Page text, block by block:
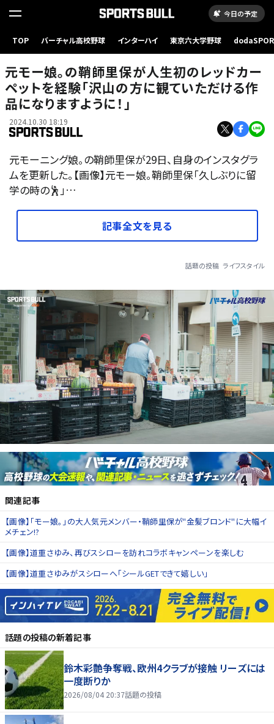
今日の予定
TOP バーチャル高校野球 インターハイ 東京六大学野球
元モー娘。の鞘師里保が人生初のレッドカー
ペットを経験「沢山の方に観ていただける作
品になりますように！」
2024.10.30 18:19
元モーニング娘。の鞘師里保が29日、自身のインスタグラ
ムを更新した。【画像】元モー娘。鞘師里保「久しぶりに留
学の時の🕺」…
記事全文を見る
話題の投稿 ライフスタイル
関連記事
【画像】「モー娘。」の大人気元メンバー・鞘師里保が"金髪ブロンド"に大幅イ
メチェン!?
【画像】道重さゆみ、再びスシローを訪れコラボキャンペーンを楽しむ
【画像】道重さゆみがスシローへ「シールGETできて嬉しい」
話題の投稿の新着記事
鈴木彩艶争奪戦、欧州4クラブが接触 リーズには
一度断りか
2026/08/04 20:37話題の投稿